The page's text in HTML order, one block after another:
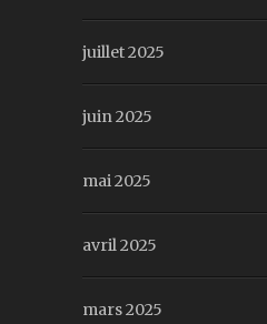
juillet 2025
juin 2025
mai 2025
avril 2025
mars 2025